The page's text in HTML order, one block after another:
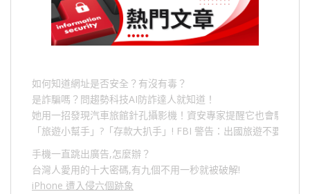
如何知道網址是否安全？有沒有毒？
是詐騙嗎？問趨勢科技AI防詐達人就知道！
她用一招發現汽車旅館針孔攝影機！資安專家提醒它也會駭人成
「旅遊小幫手」 ? 「存款大扒手」 ! FBI 警告：出國旅遊不要做的
手機一直跳出廣告,怎麼辦？
台灣人愛用的十大密碼,有九個不用一秒就被破解!
iPhone 遭入侵六個跡象